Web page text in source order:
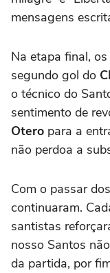
mensagens
Na etapa final,
segundo gol do
o técnico do
sentimento de
Otero para a
não perdoa a
Com o passar
continuaram.
santistas
nosso Santos
da partida, por